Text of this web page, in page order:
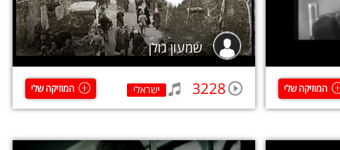
המוזיקה שלי
שמעון גולן
3228 ישראלי המוזיקה שלי